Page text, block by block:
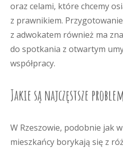
oraz celami, które chcemy
z prawnikiem.
z adwokatem również ma
do spotkania z otwartym
współpracy.
Jakie są najczęstsze
W Rzeszowie, podobnie jak
mieszkańcy borykają się z